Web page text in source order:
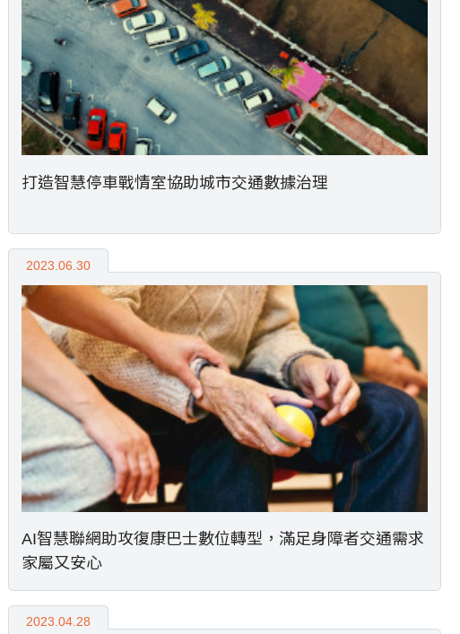
打造智慧停車戰情室協助城市交通數據治理
2023.06.30
AI智慧聯網助攻復康巴士數位轉型，滿足身障者交通需求
家屬又安心
2023.04.28